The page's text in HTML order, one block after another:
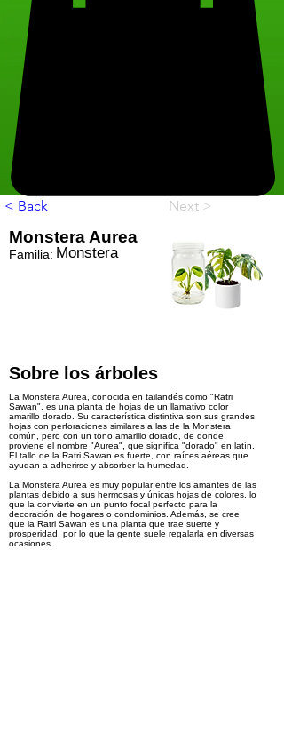
< Back Next >
Monstera Aurea
Familia: Monstera
Sobre los árboles
La Monstera Aurea, conocida en tailandés como "Ratri
Sawan", es una planta de hojas de un llamativo color
amarillo dorado. Su característica distintiva son sus grandes
hojas con perforaciones similares a las de la Monstera
común, pero con un tono amarillo dorado, de donde
proviene el nombre "Aurea", que significa "dorado" en latín.
El tallo de la Ratri Sawan es fuerte, con raíces aéreas que
ayudan a adherirse y absorber la humedad.
La Monstera Aurea es muy popular entre los amantes de las
plantas debido a sus hermosas y únicas hojas de colores, lo
que la convierte en un punto focal perfecto para la
decoración de hogares o condominios. Además, se cree
que la Ratri Sawan es una planta que trae suerte y
prosperidad, por lo que la gente suele regalarla en diversas
ocasiones.